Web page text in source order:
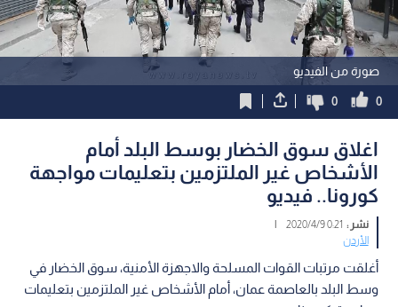
صورة من الفيديو
0
0
اغلاق سوق الخضار بوسط البلد أمام
الأشخاص غير الملتزمين بتعليمات مواجهة
كورونا.. فيديو
نشر : 0:21 2020/4/9
|
الأردن
أغلقت مرتبات القوات المسلحة والاجهزة الأمنية، سوق الخضار في
وسط البلد بالعاصمة عمان، أمام الأشخاص غير الملتزمين بتعليمات